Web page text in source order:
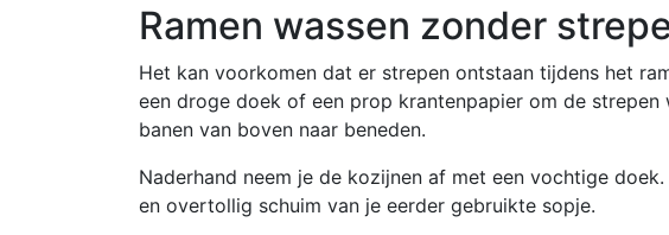
Ramen wassen zonder
Het kan voorkomen dat er strepen ontstaan tijdens het
een droge doek of een prop krantenpapier om de
banen van boven naar beneden.
Naderhand neem je de kozijnen af met een vochtige
en overtollig schuim van je eerder gebruikte sopje.